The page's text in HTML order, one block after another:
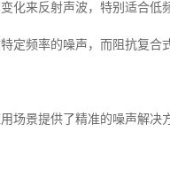
化来反射声波，特别适合低
定频率的噪声，而阻抗复
场景提供了精准的噪声解